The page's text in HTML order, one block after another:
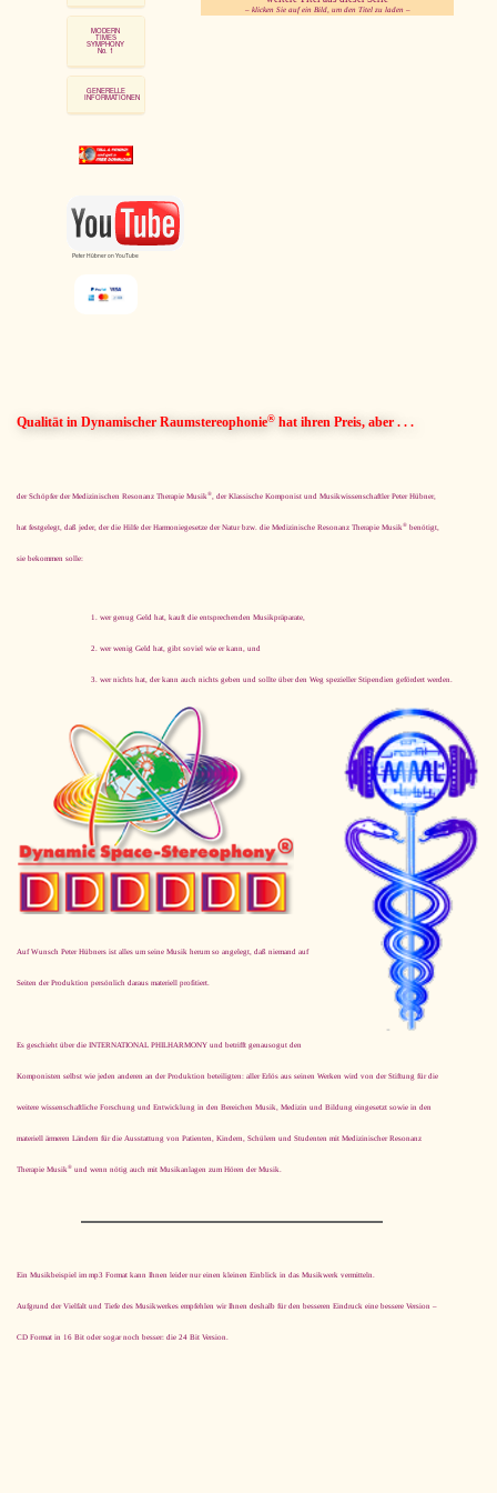
MODERN
TIMES
SYMPHONY
No. 1
GENERELLE
INFORMATIONEN
Peter Hübner on YouTube
– klicken Sie auf ein Bild, um den Titel zu laden –
Qualität in Dynamischer Raumstereophonie® hat ihren Preis, aber . . .
der Schöpfer der Medizinischen Resonanz Therapie Musik®, der Klassische Komponist und Musikwissenschaftler Peter Hübner,
hat festgelegt, daß jeder, der die Hilfe der Harmoniegesetze der Natur bzw. die Medizinische Resonanz Therapie Musik® benötigt,
sie bekommen solle:
wer genug Geld hat, kauft die entsprechenden Musikpräparate,
wer wenig Geld hat, gibt soviel wie er kann, und
wer nichts hat, der kann auch nichts geben und sollte über den Weg spezieller Stipendien gefördert werden.
Auf Wunsch Peter Hübners ist alles um seine Musik herum so angelegt, daß niemand auf
Seiten der Produktion persönlich daraus materiell profitiert.
Es geschieht über die INTERNATIONAL PHILHARMONY und betrifft ge­nau­so­gut den
Komponisten selbst wie jeden anderen an der Produktion beteiligten: aller Erlös aus seinen Werken wird von der Stiftung für die
weitere wissenschaftliche Forschung und Entwicklung in den Bereichen Musik, Medizin und Bildung eingesetzt sowie in den
materiell ärmeren Ländern für die Ausstattung von Patienten, Kindern, Schülern und Studenten mit Medizinischer Resonanz
Therapie Musik® und wenn nötig auch mit Musikanlagen zum Hören der Musik.
Ein Musikbeispiel im mp3 Format kann Ihnen leider nur einen kleinen Einblick in das Musikwerk vermitteln.
Aufgrund der Vielfalt und Tiefe des Musikwerkes empfehlen wir Ihnen deshalb für den besseren Eindruck eine bessere Version –
CD Format in 16 Bit oder sogar noch besser: die 24 Bit Version.